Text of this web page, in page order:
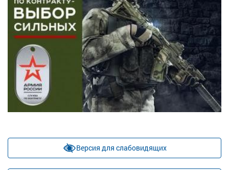
Версия для слабовидящих